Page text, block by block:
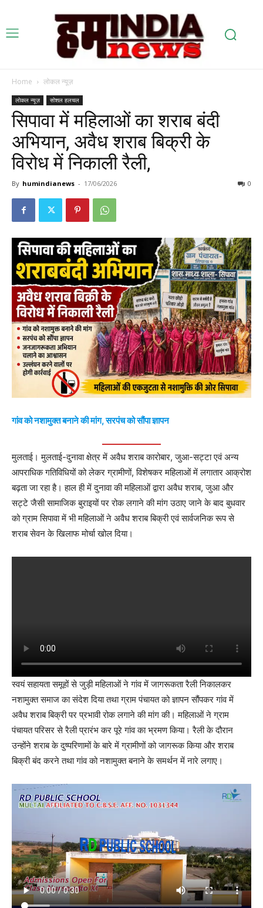
Home लोकल न्यूज़
लोकल न्यूज़ सोशल हलचल
सिपावा में महिलाओं का शराब बंदी
अभियान, अवैध शराब बिक्री के
विरोध में निकाली रैली,
By humindianews - 17/06/2026 0
गांव को नशामुक्त बनाने की मांग, सरपंच को सौंपा ज्ञापन
मुलताई। मुलताई-दुनावा क्षेत्र में अवैध शराब कारोबार, जुआ-सट्टा एवं अन्य
आपराधिक गतिविधियों को लेकर ग्रामीणों, विशेषकर महिलाओं में लगातार आक्रोश
बढ़ता जा रहा है। हाल ही में दुनावा की महिलाओं द्वारा अवैध शराब, जुआ और
सट्टे जैसी सामाजिक बुराइयों पर रोक लगाने की मांग उठाए जाने के बाद बुधवार
को ग्राम सिपावा में भी महिलाओं ने अवैध शराब बिक्री एवं सार्वजनिक रूप से
शराब सेवन के खिलाफ मोर्चा खोल दिया।
स्वयं सहायता समूहों से जुड़ी महिलाओं ने गांव में जागरूकता रैली निकालकर
नशामुक्त समाज का संदेश दिया तथा ग्राम पंचायत को ज्ञापन सौंपकर गांव में
अवैध शराब बिक्री पर प्रभावी रोक लगाने की मांग की। महिलाओं ने ग्राम
पंचायत परिसर से रैली प्रारंभ कर पूरे गांव का भ्रमण किया। रैली के दौरान
उन्होंने शराब के दुष्परिणामों के बारे में ग्रामीणों को जागरूक किया और शराब
बिक्री बंद करने तथा गांव को नशामुक्त बनाने के समर्थन में नारे लगाए।